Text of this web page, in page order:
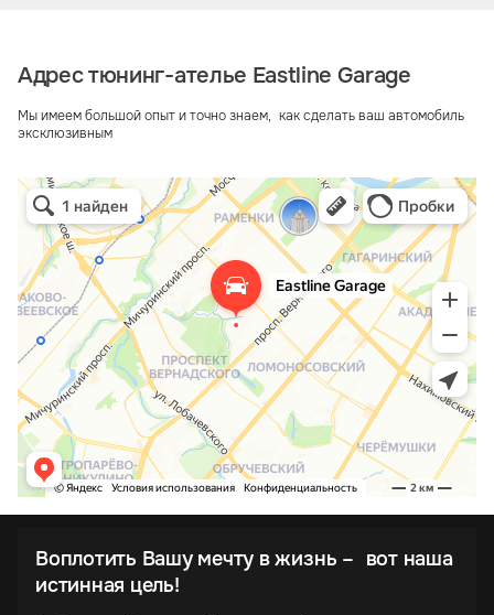
Адрес тюнинг-ателье Eastline Garage
Мы имеем большой опыт и точно знаем, как сделать ваш автомобиль
эксклюзивным
Воплотить Вашу мечту в жизнь – вот наша
истинная цель!